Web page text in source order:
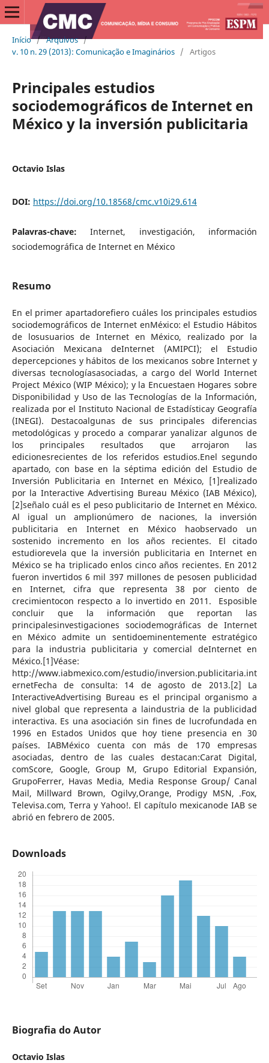
Início / Arquivos /
v. 10 n. 29 (2013): Comunicação e Imaginários / Artigos
Principales estudios
sociodemográficos de Internet en
México y la inversión publicitaria
Octavio Islas
DOI: https://doi.org/10.18568/cmc.v10i29.614
Palavras-chave:Internet, investigación, información
sociodemográfica de Internet en México
Resumo
En el primer apartadorefiero cuáles los principales estudios
sociodemográficos de Internet enMéxico: el Estudio Hábitos
de losusuarios de Internet en México, realizado por la
Asociación Mexicana deInternet (AMIPCI); el Estudio
depercepciones y hábitos de los mexicanos sobre Internet y
diversas tecnologíasasociadas, a cargo del World Internet
Project México (WIP México); y la Encuestaen Hogares sobre
Disponibilidad y Uso de las Tecnologías de la Información,
realizada por el Instituto Nacional de Estadísticay Geografía
(INEGI). Destacoalgunas de sus principales diferencias
metodológicas y procedo a comparar yanalizar algunos de
los principales resultados que arrojaron las
edicionesrecientes de los referidos estudios.Enel segundo
apartado, con base en la séptima edición del Estudio de
Inversión Publicitaria en Internet en México, [1]realizado
por la Interactive Advertising Bureau México (IAB México),
[2]señalo cuál es el peso publicitario de Internet en México.
Al igual un amplionúmero de naciones, la inversión
publicitaria en Internet en México haobservado un
sostenido incremento en los años recientes. El citado
estudiorevela que la inversión publicitaria en Internet en
México se ha triplicado enlos cinco años recientes. En 2012
fueron invertidos 6 mil 397 millones de pesosen publicidad
en Internet, cifra que representa 38 por ciento de
crecimientocon respecto a lo invertido en 2011. Esposible
concluir que la información que reportan las
principalesinvestigaciones sociodemográficas de Internet
en México admite un sentidoeminentemente estratégico
para la industria publicitaria y comercial deInternet en
México.[1]Véase:
http://www.iabmexico.com/estudio/inversion.publicitaria.int
ernetFecha de consulta: 14 de agosto de 2013.[2] La
InteractiveAdvertising Bureau es el principal organismo a
nivel global que representa a laindustria de la publicidad
interactiva. Es una asociación sin fines de lucrofundada en
1996 en Estados Unidos que hoy tiene presencia en 30
países. IABMéxico cuenta con más de 170 empresas
asociadas, dentro de las cuales destacan:Carat Digital,
comScore, Google, Group M, Grupo Editorial Expansión,
GrupoFerrer, Havas Media, Media Response Group/ Canal
Mail, Millward Brown, Ogilvy,Orange, Prodigy MSN, .Fox,
Televisa.com, Terra y Yahoo!. El capítulo mexicanode IAB se
abrió en febrero de 2005.
Downloads
Biografia do Autor
Octavio Islas